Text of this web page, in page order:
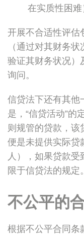
在实质性困难
开展不合适性评估
（通过对其财务
验证其财务状况）
询问。
信贷法下还有其他
是，“信贷活动”的
则规管的贷款，该
便是未提供实际贷
人），如果贷款
限于信贷法的规定。
不公平的
根据不公平合同条